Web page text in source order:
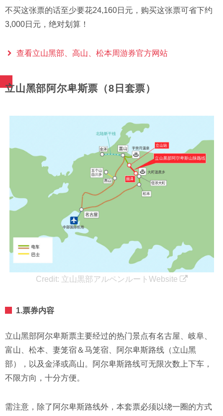
不买这张票的话至少要花24,160日元，购买这张票可省下约
3,000日元，绝对划算！
查看立山黑部、高山、松本周游券官方网站
立山黑部阿尔卑斯票（8日套票）
Credit: 立山黒部アルペンルートWebsite
1.票券内容
立山黑部阿尔卑斯票主要经过的热门景点有名古屋、岐阜、
富山、松本、妻笼宿＆马笼宿、阿尔卑斯路线（立山黑
部），以及金泽或高山。阿尔卑斯路线可无限次数上下车，
不限方向，十分方便。
需注意，除了阿尔卑斯路线外，本套票必须以绕一圈的方式